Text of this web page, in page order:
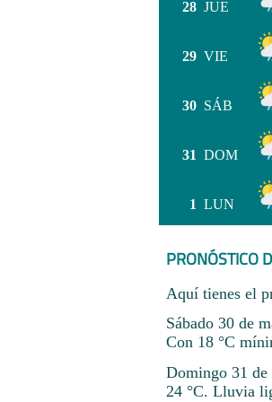
28 JUE
29 VIE
30 SÁB
31 DOM
1 LUN
PRONÓSTICO
Aquí tienes el
Sábado 30 de
Con 18 °C
Domingo 31 de
24 °C. Lluvia